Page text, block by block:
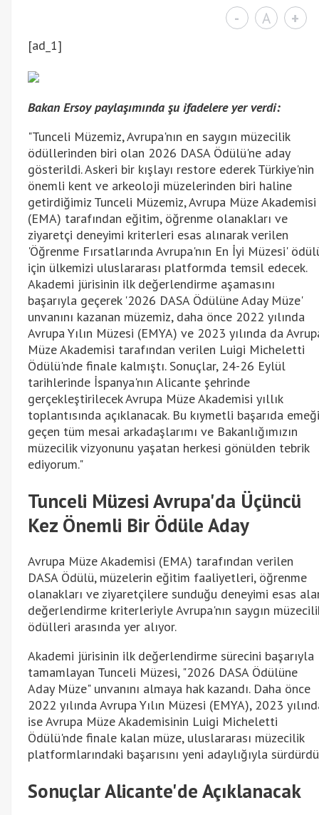
- A +
[ad_1]
Bakan Ersoy paylaşımında şu ifadelere yer verdi:
"Tunceli Müzemiz, Avrupa'nın en saygın müzecilik
ödüllerinden biri olan 2026 DASA Ödülü'ne aday
gösterildi. Askeri bir kışlayı restore ederek Türkiye'nin
önemli kent ve arkeoloji müzelerinden biri haline
getirdiğimiz Tunceli Müzemiz, Avrupa Müze Akademisi
(EMA) tarafından eğitim, öğrenme olanakları ve
ziyaretçi deneyimi kriterleri esas alınarak verilen
'Öğrenme Fırsatlarında Avrupa'nın En İyi Müzesi'
için ülkemizi uluslararası platformda temsil edecek.
Akademi jürisinin ilk değerlendirme aşamasını
başarıyla geçerek '2026 DASA Ödülüne Aday Müze'
unvanını kazanan müzemiz, daha önce 2022 yılında
Avrupa Yılın Müzesi (EMYA) ve 2023 yılında da
Müze Akademisi tarafından verilen Luigi Micheletti
Ödülü'nde finale kalmıştı. Sonuçlar, 24-26 Eylül
tarihlerinde İspanya'nın Alicante şehrinde
gerçekleştirilecek Avrupa Müze Akademisi yıllık
toplantısında açıklanacak. Bu kıymetli başarıda emeği
geçen tüm mesai arkadaşlarımı ve Bakanlığımızın
müzecilik vizyonunu yaşatan herkesi gönülden tebrik
ediyorum."
Tunceli Müzesi Avrupa'da Üçüncü
Kez Önemli Bir Ödüle Aday
Avrupa Müze Akademisi (EMA) tarafından verilen
DASA Ödülü, müzelerin eğitim faaliyetleri, öğrenme
olanakları ve ziyaretçilere sunduğu deneyimi esas
değerlendirme kriterleriyle Avrupa'nın saygın
ödülleri arasında yer alıyor.
Akademi jürisinin ilk değerlendirme sürecini başarıyla
tamamlayan Tunceli Müzesi, "2026 DASA Ödülüne
Aday Müze" unvanını almaya hak kazandı. Daha önce
2022 yılında Avrupa Yılın Müzesi (EMYA), 2023
ise Avrupa Müze Akademisinin Luigi Micheletti
Ödülü'nde finale kalan müze, uluslararası müzecilik
platformlarındaki başarısını yeni adaylığıyla
Sonuçlar Alicante'de Açıklanacak